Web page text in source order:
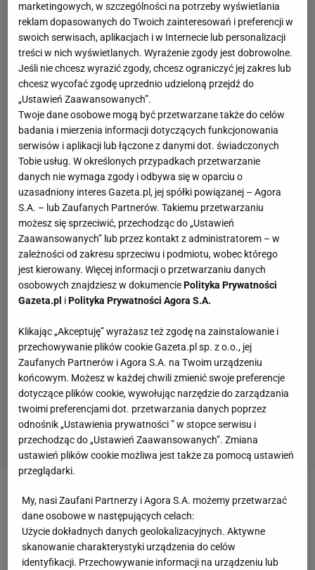
Zobacz wideo
Lewandowski postąpił samolubnie i egoistycznie
marketingowych, w szczególności na potrzeby wyświetlania
reklam dopasowanych do Twoich zainteresowań i preferencji w
swoich serwisach, aplikacjach i w Internecie lub personalizacji
treści w nich wyświetlanych. Wyrażenie zgody jest dobrowolne.
Jeśli nie chcesz wyrazić zgody, chcesz ograniczyć jej zakres lub
chcesz wycofać zgodę uprzednio udzieloną przejdź do
„Ustawień Zaawansowanych”.
Twoje dane osobowe mogą być przetwarzane także do celów
badania i mierzenia informacji dotyczących funkcjonowania
serwisów i aplikacji lub łączone z danymi dot. świadczonych
Tobie usług. W określonych przypadkach przetwarzanie
danych nie wymaga zgody i odbywa się w oparciu o
uzasadniony interes Gazeta.pl, jej spółki powiązanej – Agora
S.A. – lub Zaufanych Partnerów. Takiemu przetwarzaniu
możesz się sprzeciwić, przechodząc do „Ustawień
Zaawansowanych” lub przez kontakt z administratorem – w
zależności od zakresu sprzeciwu i podmiotu, wobec którego
jest kierowany. Więcej informacji o przetwarzaniu danych
osobowych znajdziesz w dokumenciePolityka Prywatności
Gazeta.pl iPolityka Prywatności Agora S.A.
Klikając „Akceptuję” wyrażasz też zgodę na zainstalowanie i
przechowywanie plików cookie Gazeta.pl sp. z o.o., jej
Zaufanych Partnerów i Agora S.A. na Twoim urządzeniu
końcowym. Możesz w każdej chwili zmienić swoje preferencje
dotyczące plików cookie, wywołując narzędzie do zarządzania
twoimi preferencjami dot. przetwarzania danych poprzez
odnośnik „Ustawienia prywatności ” w stopce serwisu i
przechodząc do „Ustawień Zaawansowanych”. Zmiana
ustawień plików cookie możliwa jest także za pomocą ustawień
przeglądarki.
My, nasi Zaufani Partnerzy i Agora S.A. możemy przetwarzać
dane osobowe w następujących celach:
Użycie dokładnych danych geolokalizacyjnych. Aktywne
skanowanie charakterystyki urządzenia do celów
identyfikacji. Przechowywanie informacji na urządzeniu lub